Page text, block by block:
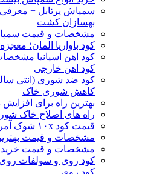
سمپاش پرتابل +
بهسازان کشت
مشخصات و قیمت
کود باواریا المان؛
کود اهن خارجی
کاهش شوری خاک
بهترین راه برای
راه های اصلاح خاک
قیمت کود ۱۰x شوک آمریکایی
مشخصات و قیمت
مشخصات و قیمت خرید
کود روی